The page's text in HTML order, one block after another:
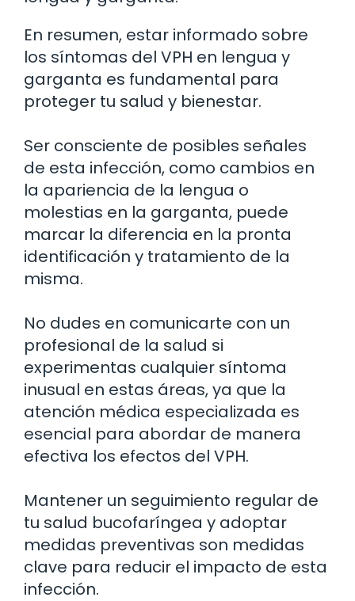
En resumen, estar informado sobre
los síntomas del VPH en lengua y
garganta es fundamental para
proteger tu salud y bienestar.
Ser consciente de posibles señales
de esta infección, como cambios en
la apariencia de la lengua o
molestias en la garganta, puede
marcar la diferencia en la pronta
identificación y tratamiento de la
misma.
No dudes en comunicarte con un
profesional de la salud si
experimentas cualquier síntoma
inusual en estas áreas, ya que la
atención médica especializada es
esencial para abordar de manera
efectiva los efectos del VPH.
Mantener un seguimiento regular de
tu salud bucofaríngea y adoptar
medidas preventivas son medidas
clave para reducir el impacto de esta
infección.